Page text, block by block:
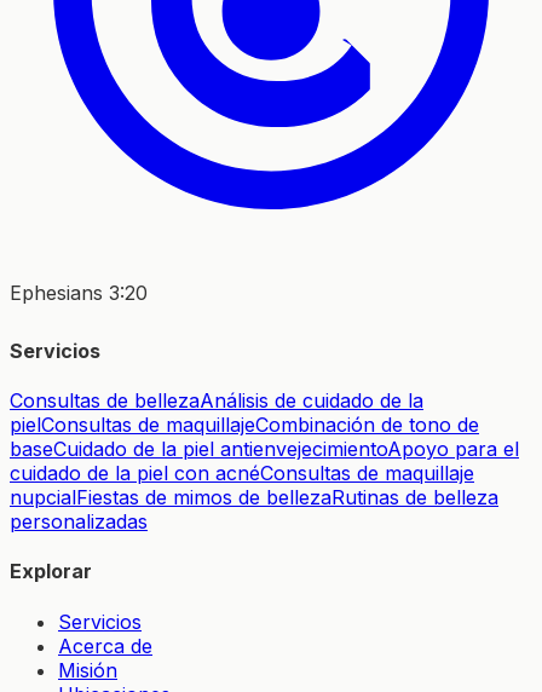
Ephesians 3:20
Servicios
Consultas de bellezaAnálisis de cuidado de la
pielConsultas de maquillajeCombinación de tono de
baseCuidado de la piel antienvejecimientoApoyo para el
cuidado de la piel con acnéConsultas de maquillaje
nupcialFiestas de mimos de bellezaRutinas de belleza
personalizadas
Explorar
Servicios
Acerca de
Misión